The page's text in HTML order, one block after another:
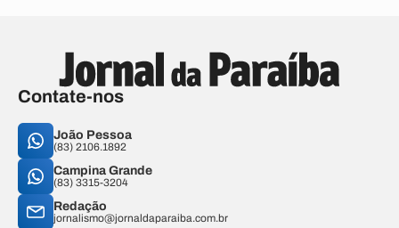
Contate-nos
João Pessoa
(83) 2106.1892
Campina Grande
(83) 3315-3204
Redação
jornalismo@jornaldaparaiba.com.br